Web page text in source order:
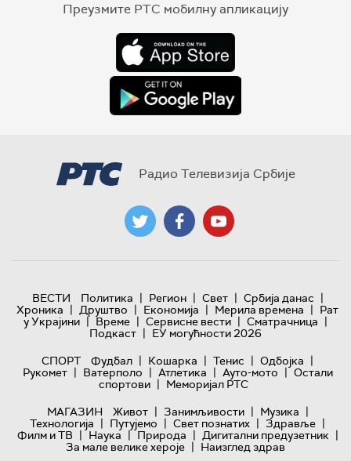
Преузмите РТС мобилну апликацију
Радио Телевизија Србије
ВЕСТИ Политика | Регион | Свет | Србија данас |
Хроника | Друштво | Економија | Мерила времена | Рат
у Украјини | Време | Сервисне вести | Сматрачница |
Подкаст | ЕУ могућности 2026
СПОРТ
Фудбал | Кошарка | Тенис | Одбојка |
Рукомет | Ватерполо | Атлетика | Ауто-мото | Остали
спортови | Меморијал РТС
МАГАЗИН
Живот | Занимљивости | Музика |
Технологијa | Путујемо | Свет познатих | Здравље |
Филм и ТВ | Наука | Природа | Дигитални предузетник |
За мале велике хероје | Наизглед здрав